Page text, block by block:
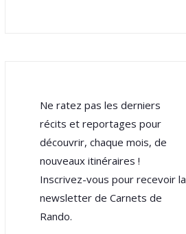
Ne ratez pas les derniers
récits et reportages pour
découvrir, chaque mois, de
nouveaux itinéraires !
Inscrivez-vous pour recevoir la
newsletter de Carnets de
Rando.